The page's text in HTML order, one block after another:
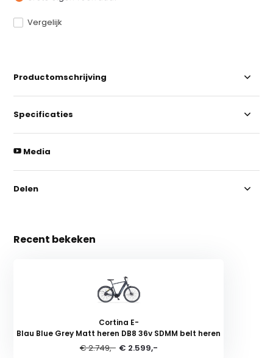
Vergelijk
Productomschrijving
Specificaties
Media
Delen
Recent bekeken
Cortina E-
Blau Blue Grey Matt heren DB8 36v SDMM belt heren
€ 2.749,- € 2.599,-